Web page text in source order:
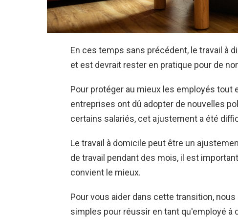
En ces temps sans précédent, le travail à
et est devrait rester en pratique pour de
Pour protéger au mieux les employés tout
entreprises ont dû adopter de nouvelles
certains salariés, cet ajustement a été
Le travail à domicile peut être un
de travail pendant des mois, il est
convient le mieux.
Pour vous aider dans cette transition,
simples pour réussir en tant qu'employé à